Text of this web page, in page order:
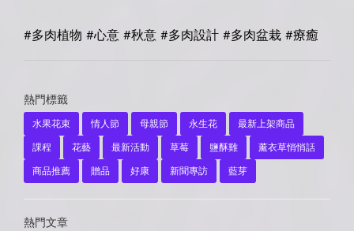
#多肉植物 #心意 #秋意 #多肉設計 #多肉盆栽 #療癒
熱門標籤
水果花束 情人節 母親節 永生花
最新上架商品
課程
花藝 最新活動 草莓 鹽酥雞
薰衣草悄悄話
商品推薦
贈品 好康 新聞專訪 藍芽
熱門文章